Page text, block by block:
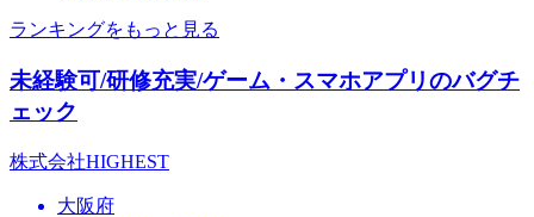
ランキングをもっと見る
未経験可/研修充実/ゲーム・スマホアプリのバグチ
ェック
株式会社HIGHEST
大阪府